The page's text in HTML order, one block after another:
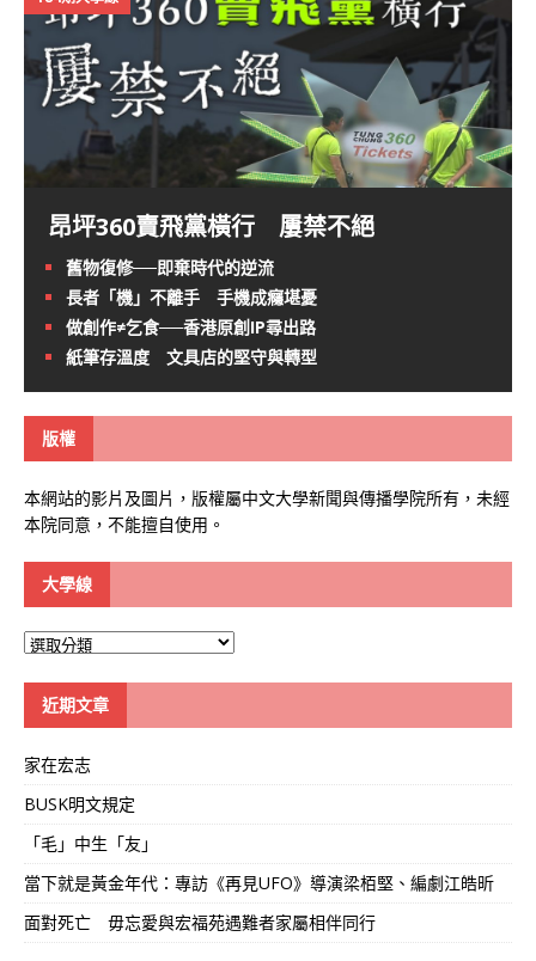
昂坪360賣飛黨橫行 屢禁不絕
舊物復修──即棄時代的逆流
長者「機」不離手 手機成癮堪憂
做創作≠乞食──香港原創IP尋出路
紙筆存溫度 文具店的堅守與轉型
版權
本網站的影片及圖片，版權屬中文大學新聞與傳播學院所有，未經
本院同意，不能擅自使用。
大學線
大
近期文章
家在宏志
BUSK明文規定
「毛」中生「友」
當下就是黃金年代：專訪《再見UFO》導演梁栢堅、編劇江皓昕
面對死亡 毋忘愛與宏福苑遇難者家屬相伴同行